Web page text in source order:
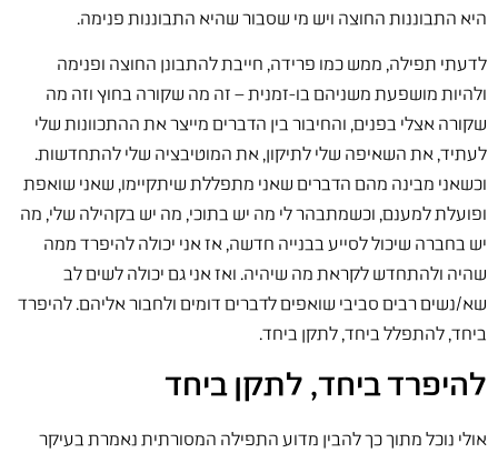
היא התבוננות החוצה ויש מי שסבור שהיא התבוננות פנימה.
לדעתי תפילה, ממש כמו פרידה, חייבת להתבונן החוצה ופנימה
ולהיות מושפעת משניהם בו-זמנית – זה מה שקורה בחוץ וזה מה
שקורה אצלי בפנים, והחיבור בין הדברים מייצר את ההתכוונות שלי
לעתיד, את השאיפה שלי לתיקון, את המוטיבציה שלי להתחדשות.
וכשאני מבינה מהם הדברים שאני מתפללת שיתקיימו, שאני שואפת
ופועלת למענם, וכשמתבהר לי מה יש בתוכי, מה יש בקהילה שלי, מה
יש בחברה שיכול לסייע בבנייה חדשה, אז אני יכולה להיפרד ממה
שהיה ולהתחדש לקראת מה שיהיה. ואז אני גם יכולה לשים לב
שא/נשים רבים סביבי שואפים לדברים דומים ולחבור אליהם. להיפרד
ביחד, להתפלל ביחד, לתקן ביחד.
להיפרד ביחד, לתקן ביחד
אולי נוכל מתוך כך להבין מדוע התפילה המסורתית נאמרת בעיקר